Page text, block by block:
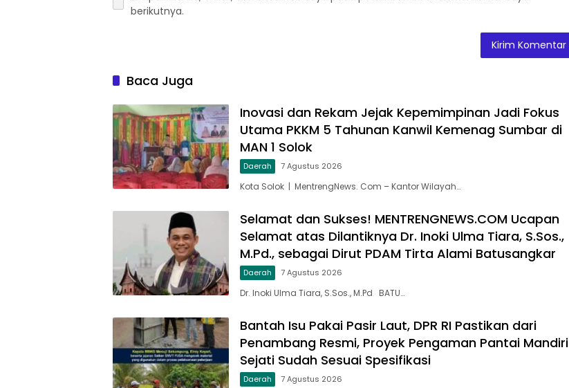
berikutnya.
Baca Juga
Inovasi dan Rekam Jejak Kepemimpinan Jadi Fokus
Utama PKKM 5 Tahunan Kanwil Kemenag Sumbar di
MAN 1 Solok
Daerah 7 Agustus 2026
Kota Solok | MentrengNews. Com – Kantor Wilayah…
Selamat dan Sukses! MENTRENGNEWS.COM Ucapan
Selamat atas Dilantiknya Dr. Inoki Ulma Tiara, S.Sos.,
M.Pd., sebagai Dirut PDAM Tirta Alami Batusangkar
Daerah 7 Agustus 2026
Dr. Inoki Ulma Tiara, S.Sos., M.Pd BATU…
Bantah Isu Pakai Pasir Laut, DPR RI Pastikan dari
Penambang Resmi, Proyek Pengaman Pantai Mandiri
Sejati Sudah Sesuai Spesifikasi
Daerah 7 Agustus 2026